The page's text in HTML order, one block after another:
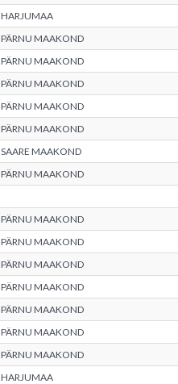
HARJUMAA
PÄRNU MAAKOND
PÄRNU MAAKOND
PÄRNU MAAKOND
PÄRNU MAAKOND
PÄRNU MAAKOND
SAARE MAAKOND
PÄRNU MAAKOND
PÄRNU MAAKOND
PÄRNU MAAKOND
PÄRNU MAAKOND
PÄRNU MAAKOND
PÄRNU MAAKOND
PÄRNU MAAKOND
PÄRNU MAAKOND
HARJUMAA